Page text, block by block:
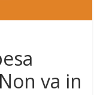
va in